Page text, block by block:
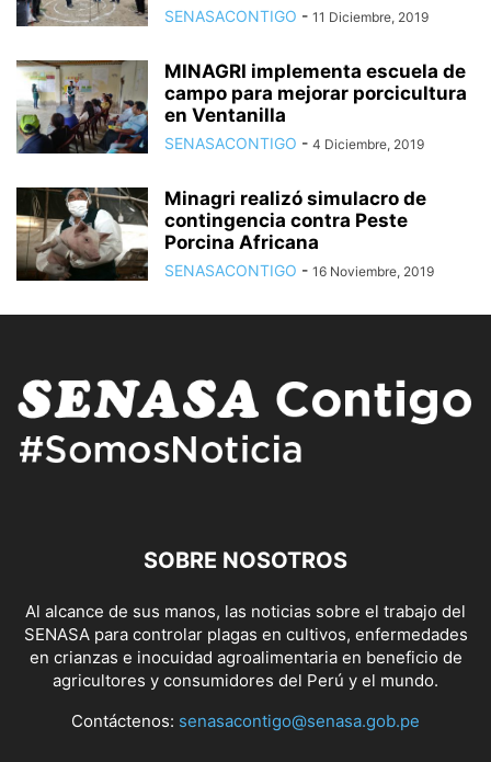
SENASACONTIGO - 11 Diciembre, 2019
MINAGRI implementa escuela de
campo para mejorar porcicultura
en Ventanilla
SENASACONTIGO - 4 Diciembre, 2019
Minagri realizó simulacro de
contingencia contra Peste
Porcina Africana
SENASACONTIGO - 16 Noviembre, 2019
SOBRE NOSOTROS
Al alcance de sus manos, las noticias sobre el trabajo del
SENASA para controlar plagas en cultivos, enfermedades
en crianzas e inocuidad agroalimentaria en beneficio de
agricultores y consumidores del Perú y el mundo.
Contáctenos: senasacontigo@senasa.gob.pe